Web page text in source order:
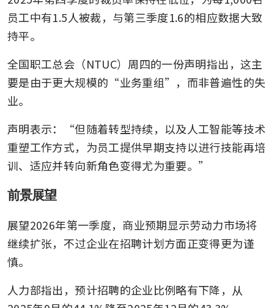
员工中有1.5人被裁，与第三季度1.6的相应数据大致
持平。
全国职工总会（NTUC）周四的一份声明指出，这主
要是由于更大规模的“业务重组”，而非普遍性的失
业。
声明表示：“但随着转型持续，以及人工智能等技术
重塑工作方式，为员工提供早期支持以进行技能再培
训、适应并转向新角色变得尤为重要。”
前景展望
展望2026年第一季度，商业预期显示劳动力市场将
继续扩张，不过企业在招聘计划方面正变得更为谨
慎。
人力部指出，预计招聘的企业比例略有下降，从